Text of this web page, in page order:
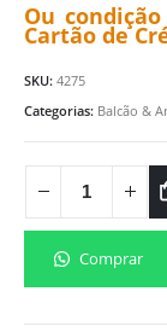
Ou
Cartão de
SKU: 4275
Categorias: Balcão &
Comprar